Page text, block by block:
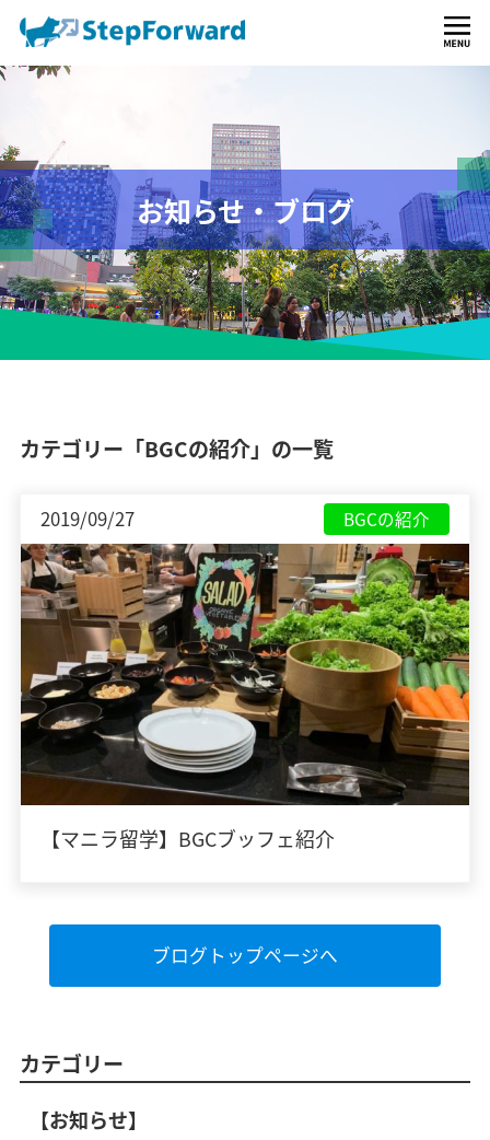
お知らせ・ブログ
カテゴリー「BGCの紹介」の一覧
2019/09/27 BGCの紹介
【マニラ留学】BGCブッフェ紹介
ブログトップページへ
カテゴリー
【お知らせ】